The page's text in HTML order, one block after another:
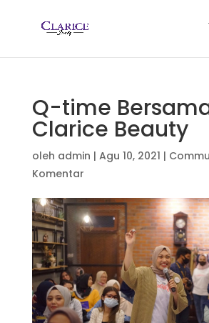
Q-time
Clarice Beauty
oleh admin | Agu 10, 2021 |
Komentar